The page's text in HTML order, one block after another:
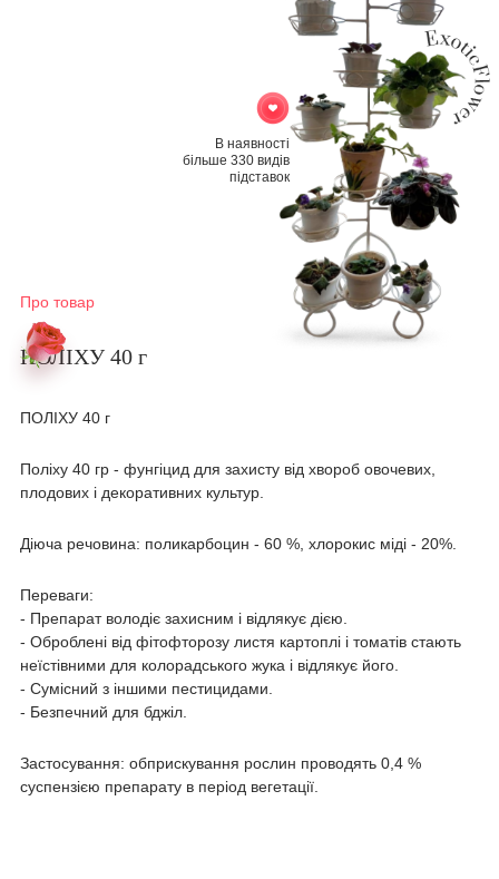
В наявності
більше 330 видів
підставок
Про товар
ПОЛІХУ 40 г
ПОЛІХУ 40 г
Поліху 40 гр - фунгіцид для захисту від хвороб овочевих,
плодових і декоративних культур.
Діюча речовина: поликарбоцин - 60 %, хлорокис міді - 20%.
Переваги:
- Препарат володіє захисним і відлякує дією.
- Оброблені від фітофторозу листя картоплі і томатів стають
неїстівними для колорадського жука і відлякує його.
- Сумісний з іншими пестицидами.
- Безпечний для бджіл.
Застосування: обприскування рослин проводять 0,4 %
суспензією препарату в період вегетації.